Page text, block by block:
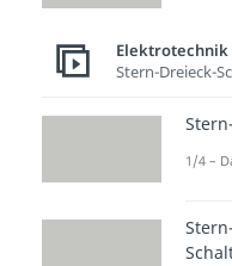
Elektrotechnik
Stern-Dreieck-
1/4 –